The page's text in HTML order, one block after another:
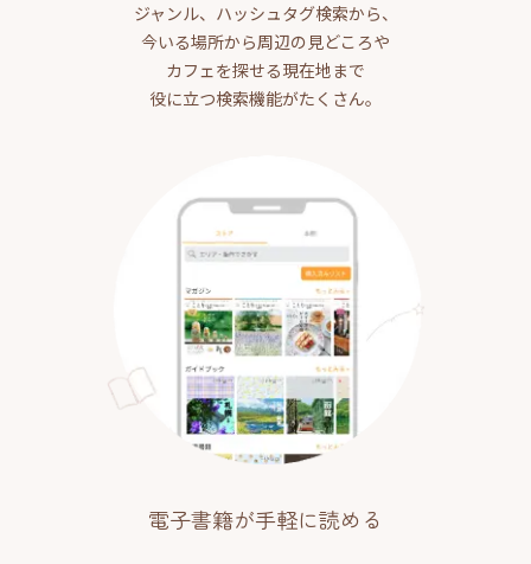
ジャンル、ハッシュタグ検索から、
今いる場所から周辺の見どころや
カフェを探せる現在地まで
役に立つ検索機能がたくさん。
電子書籍が手軽に読める